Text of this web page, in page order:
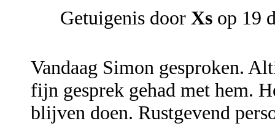
Getuigenis door Xs op 19
Vandaag Simon gesproken.
fijn gesprek gehad met hem.
blijven doen. Rustgevend